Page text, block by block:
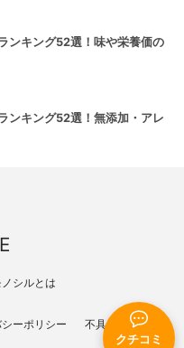
クチコミ
ンキング52選！味や栄養価の
ンキング52選！無添加・アレ
ノシルとは
ーポリシー 不具合報告